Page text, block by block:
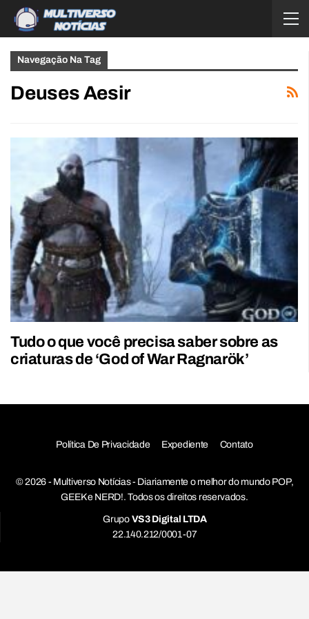
Navegação Na Tag
Deuses Aesir
Tudo o que você precisa saber sobre as
criaturas de ‘God of War Ragnarök’
Política De Privacidade Expediente Contato
© 2026 - Multiverso Notícias - Diariamente o melhor do mundo POP,
GEEK e NERD!. Todos os direitos reservados.
Grupo VS3 Digital LTDA
22.140.212/0001-07